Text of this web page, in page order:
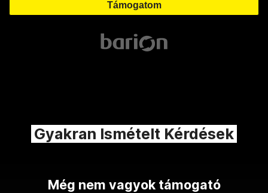
Gyakran Ismételt Kérdések
Még nem vagyok támogató